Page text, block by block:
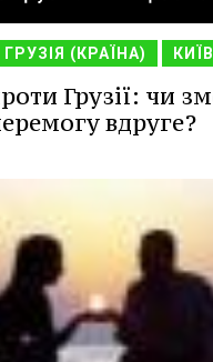
ГРУЗІЯ (КРАЇНА) КИЇВ
Грузії: чи
вдруге?